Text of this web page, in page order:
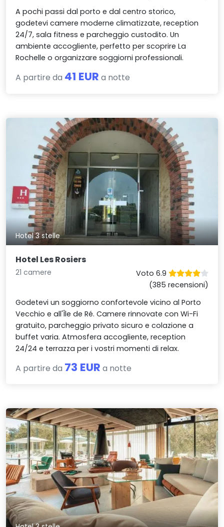
A pochi passi dal porto e dal centro storico,
godetevi camere moderne climatizzate, reception
24/7, sala fitness e parcheggio custodito. Un
ambiente accogliente, perfetto per scoprire La
Rochelle o organizzare soggiorni professionali.
A partire da 41 EUR a notte
Hotel 3 stelle
Hotel Les Rosiers
21 camere
Voto 6.9
(385 recensioni)
Godetevi un soggiorno confortevole vicino al Porto
Vecchio e all'Île de Ré. Camere rinnovate con Wi-Fi
gratuito, parcheggio privato sicuro e colazione a
buffet varia. Atmosfera accogliente, reception
24/24 e terrazza per i vostri momenti di relax.
A partire da 73 EUR a notte